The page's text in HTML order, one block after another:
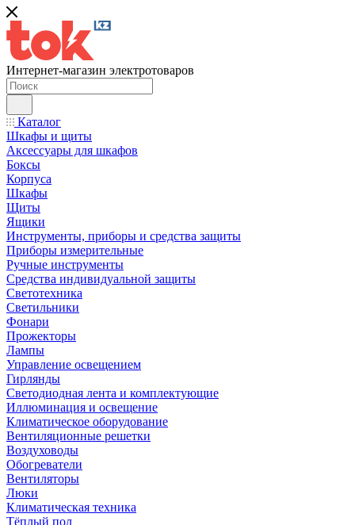
Интернет-магазин электротоваров
Каталог
Шкафы и щиты
Аксессуары для шкафов
Боксы
Корпуса
Шкафы
Щиты
Ящики
Инструменты, приборы и средства защиты
Приборы измерительные
Ручные инструменты
Средства индивидуальной защиты
Светотехника
Светильники
Фонари
Прожекторы
Лампы
Управление освещением
Гирлянды
Светодиодная лента и комплектующие
Иллюминация и освещение
Климатическое оборудование
Вентиляционные решетки
Воздуховоды
Обогреватели
Вентиляторы
Люки
Климатическая техника
Тёплый пол